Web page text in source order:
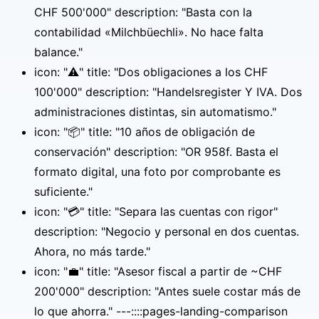
CHF 500'000" description: "Basta con la
contabilidad «Milchbüechli». No hace falta
balance."
icon: "⚠️" title: "Dos obligaciones a los CHF
100'000" description: "Handelsregister Y IVA. Dos
administraciones distintas, sin automatismo."
icon: "📦" title: "10 años de obligación de
conservación" description: "OR 958f. Basta el
formato digital, una foto por comprobante es
suficiente."
icon: "💳" title: "Separa las cuentas con rigor"
description: "Negocio y personal en dos cuentas.
Ahora, no más tarde."
icon: "💼" title: "Asesor fiscal a partir de ~CHF
200'000" description: "Antes suele costar más de
lo que ahorra." ---::::pages-landing-comparison